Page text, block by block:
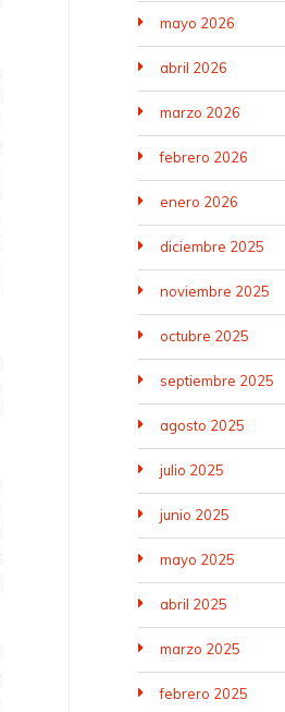
mayo 2026
abril 2026
marzo 2026
febrero 2026
enero 2026
diciembre 2025
noviembre 2025
octubre 2025
septiembre 2025
agosto 2025
julio 2025
junio 2025
mayo 2025
abril 2025
marzo 2025
febrero 2025